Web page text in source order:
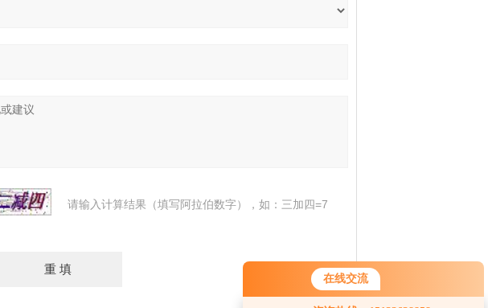
在线交流
您好！欢迎前来咨询，很高兴为您
请输入计算结果（填写阿拉伯数字），如：三加四=7